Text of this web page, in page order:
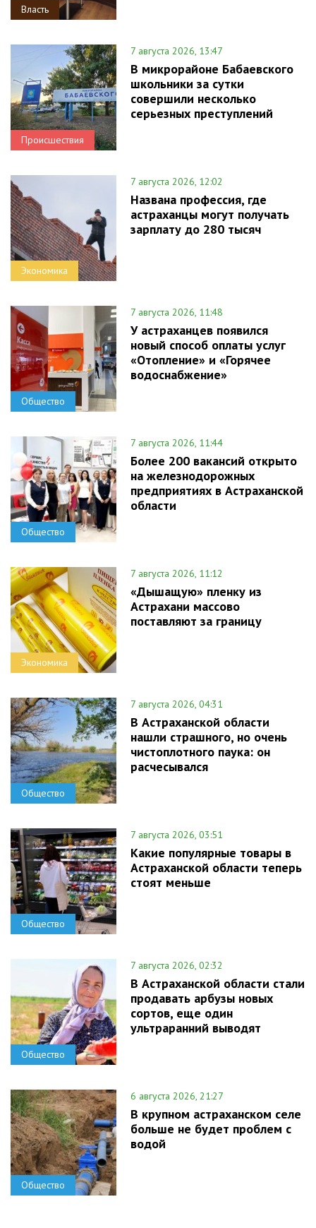
Власть
Происшествия
7 августа 2026, 13:47
В микрорайоне Бабаевского
школьники за сутки
совершили несколько
серьезных преступлений
Экономика
7 августа 2026, 12:02
Названа профессия, где
астраханцы могут получать
зарплату до 280 тысяч
Общество
7 августа 2026, 11:48
У астраханцев появился
новый способ оплаты услуг
«Отопление» и «Горячее
водоснабжение»
Общество
7 августа 2026, 11:44
Более 200 вакансий открыто
на железнодорожных
предприятиях в Астраханской
области
Экономика
7 августа 2026, 11:12
«Дышащую» пленку из
Астрахани массово
поставляют за границу
Общество
7 августа 2026, 04:31
В Астраханской области
нашли страшного, но очень
чистоплотного паука: он
расчесывался
Общество
7 августа 2026, 03:51
Какие популярные товары в
Астраханской области теперь
стоят меньше
Общество
7 августа 2026, 02:32
В Астраханской области стали
продавать арбузы новых
сортов, еще один
ультраранний выводят
Общество
6 августа 2026, 21:27
В крупном астраханском селе
больше не будет проблем с
водой